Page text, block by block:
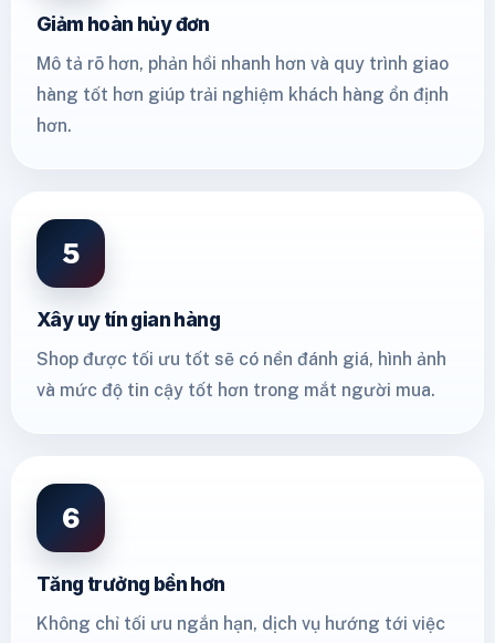
Giảm hoàn hủy đơn
Mô tả rõ hơn, phản hồi nhanh hơn và quy trình giao
hàng tốt hơn giúp trải nghiệm khách hàng ổn định
hơn.
5
Xây uy tín gian hàng
Shop được tối ưu tốt sẽ có nền đánh giá, hình ảnh
và mức độ tin cậy tốt hơn trong mắt người mua.
6
Tăng trưởng bền hơn
Không chỉ tối ưu ngắn hạn, dịch vụ hướng tới việc